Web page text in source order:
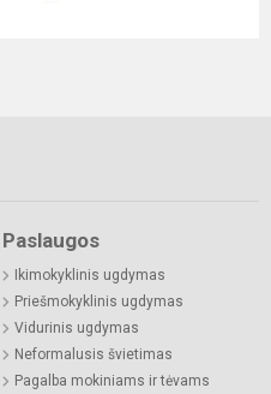
Paslaugos
Ikimokyklinis ugdymas
Priešmokyklinis ugdymas
Vidurinis ugdymas
Neformalusis švietimas
Pagalba mokiniams ir tėvams